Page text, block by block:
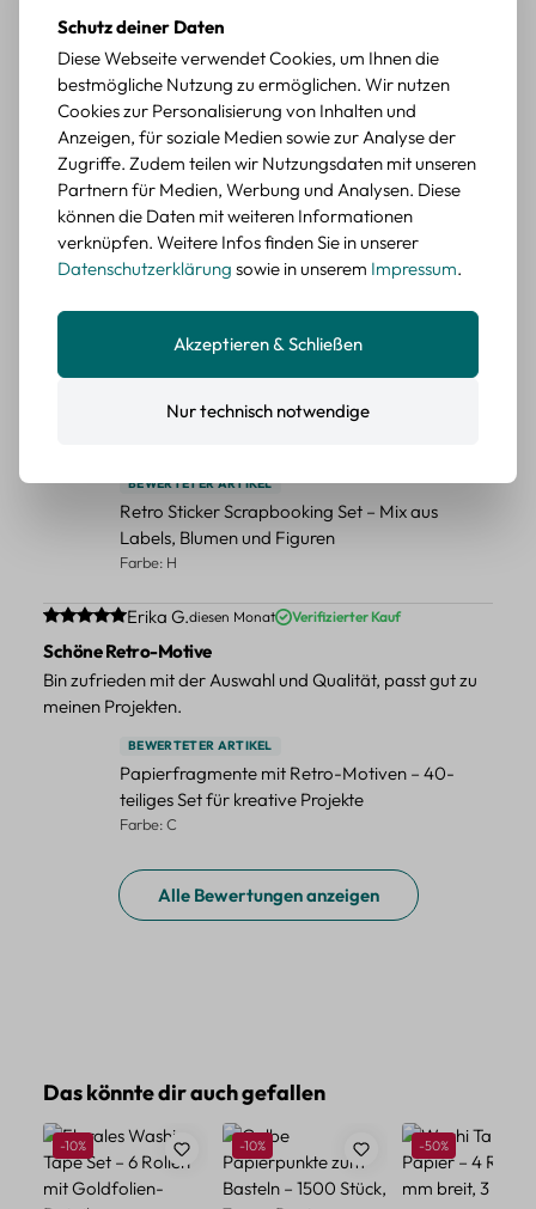
Sticker mit Wald- und Tiermotiven
Durchschnittliche Bewertung von 5 von 5 Sternen
Erika G. diesen Monat Verifizierter Kauf
Schöne Motive
Die Sticker passen gut zu meinen Büchern, würde sie
wieder kaufen.
BEWERTETER ARTIKEL
Retro Blumen Sticker Set – 45 Stück mit 15
verschiedene Motive
Durchschnittliche Bewertung von 5 von 5 Sternen
Erika G.diesen Monat Verifizierter Kauf
Schöne Deko-Teile für meine Bücher, es passt zu meinem
BEWERTETER ARTIKEL
Retro Sticker Scrapbooking Set – Mix aus
Labels, Blumen und Figuren
Farbe: H
Durchschnittliche Bewertung von 5 von 5 Sternen
Erika G.diesen Monat Verifizierter Kauf
Schöne Retro-Motive
Bin zufrieden mit der Auswahl und Qualität, passt gut zu
meinen Projekten.
BEWERTETER ARTIKEL
Papierfragmente mit Retro-Motiven – 40-
teiliges Set für kreative Projekte
Farbe: C
Alle Bewertungen anzeigen
Produktgalerie überspringen
Das könnte dir auch gefallen
Rabatt
-10% Rabatt
-10% Rabatt
-50%
Schutz deiner Daten
Diese Webseite verwendet Cookies, um Ihnen die
bestmögliche Nutzung zu ermöglichen. Wir nutzen
Cookies zur Personalisierung von Inhalten und
Anzeigen, für soziale Medien sowie zur Analyse der
Zugriffe. Zudem teilen wir Nutzungsdaten mit unseren
Partnern für Medien, Werbung und Analysen. Diese
können die Daten mit weiteren Informationen
verknüpfen. Weitere Infos finden Sie in unserer
Datenschutzerklärung sowie in unserem Impressum.
Nur technisch notwendige
Akzeptieren & Schließen